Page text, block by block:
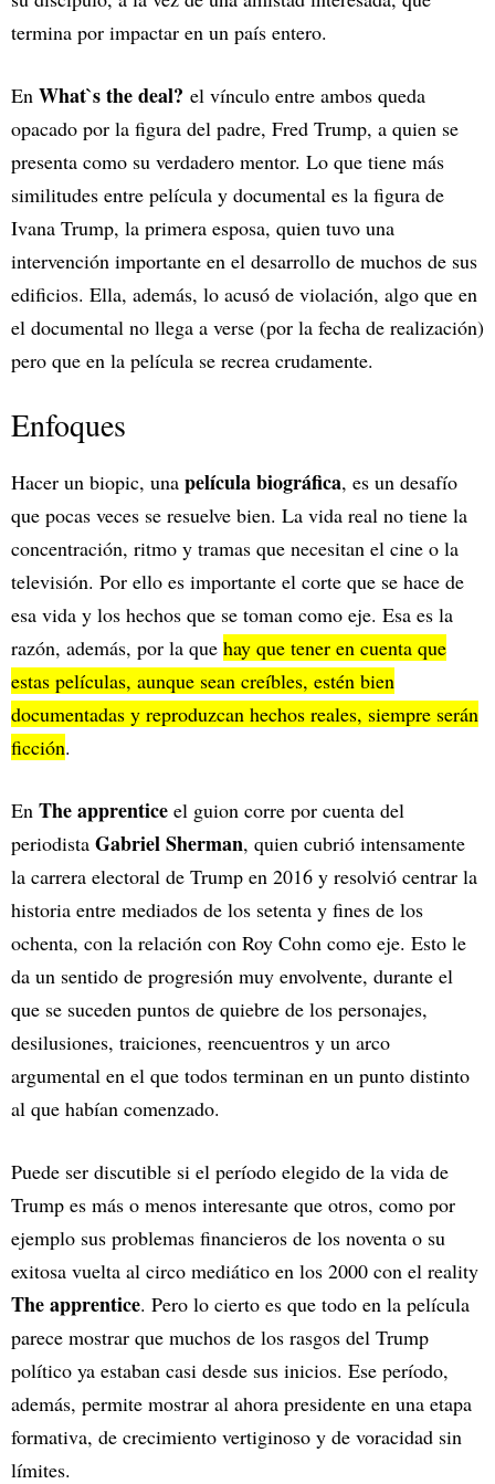
termina por impactar en un país entero.
En What`s the deal? el vínculo entre ambos queda
opacado por la figura del padre, Fred Trump, a quien se
presenta como su verdadero mentor. Lo que tiene más
similitudes entre película y documental es la figura de
Ivana Trump, la primera esposa, quien tuvo una
intervención importante en el desarrollo de muchos de sus
edificios. Ella, además, lo acusó de violación, algo que en
el documental no llega a verse (por la fecha de realización)
pero que en la película se recrea crudamente.
Enfoques
Hacer un biopic, una película biográfica, es un desafío
que pocas veces se resuelve bien. La vida real no tiene la
concentración, ritmo y tramas que necesitan el cine o la
televisión. Por ello es importante el corte que se hace de
esa vida y los hechos que se toman como eje. Esa es la
razón, además, por la que hay que tener en cuenta que
estas películas, aunque sean creíbles, estén bien
documentadas y reproduzcan hechos reales, siempre serán
ficción.
En The apprentice el guion corre por cuenta del
periodista Gabriel Sherman, quien cubrió intensamente
la carrera electoral de Trump en 2016 y resolvió centrar la
historia entre mediados de los setenta y fines de los
ochenta, con la relación con Roy Cohn como eje. Esto le
da un sentido de progresión muy envolvente, durante el
que se suceden puntos de quiebre de los personajes,
desilusiones, traiciones, reencuentros y un arco
argumental en el que todos terminan en un punto distinto
al que habían comenzado.
Puede ser discutible si el período elegido de la vida de
Trump es más o menos interesante que otros, como por
ejemplo sus problemas financieros de los noventa o su
exitosa vuelta al circo mediático en los 2000 con el reality
The apprentice. Pero lo cierto es que todo en la película
parece mostrar que muchos de los rasgos del Trump
político ya estaban casi desde sus inicios. Ese período,
además, permite mostrar al ahora presidente en una etapa
formativa, de crecimiento vertiginoso y de voracidad sin
límites.